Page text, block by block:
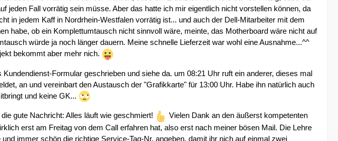
jeden Fall vorrätig sein müsse. Aber das hatte ich mir eigentlich nicht vorstellen können, da
in jedem Kaff in Nordrhein-Westfalen vorrätig ist... und auch der Dell-Mitarbeiter mit dem
habe, ob ein Komplettumtausch nicht sinnvoll wäre, meinte, das Motherboard wäre nicht auf
würde ja noch länger dauern. Meine schnelle Lieferzeit war wohl eine Ausnahme...^^
bekommt aber mehr nich.
Formular geschrieben und siehe da. um 08:21 Uhr ruft ein anderer, dieses mal
an und vereinbart den Austausch der "Grafikkarte" für 13:00 Uhr. Habe ihn natürlich auch
und keine GK...
gute Nachricht: Alles läuft wie geschmiert!
Vielen Dank an den äußerst kompetenten
erst am Freitag von dem Call erfahren hat, also erst nach meiner bösen Mail. Die Lehre
immer schön die richtige Service-Tag-Nr. angeben, damit ihr nich auf einmal zwei